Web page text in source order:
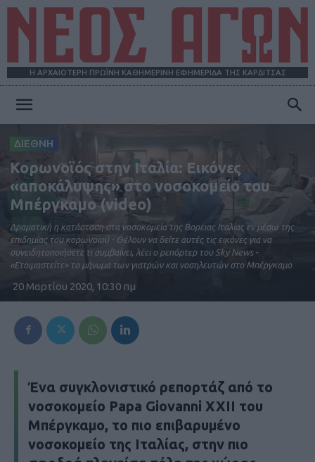
Η ΑΡΧΑΙΟΤΕΡΗ ΠΡΩΪΝΗ ΚΑΘΗΜΕΡΙΝΗ ΕΦΗΜΕΡΙΔΑ ΤΗΣ ΚΑΡΔΙΤΣΑΣ
ΑΓΩΝ
ΔΙΕΘΝΗ
Κορωνοϊός στην Ιταλία: Εικόνες
«αποκάλυψης» στο νοσοκομείο του
Μπέργκαμο (video)
Δραματική η κατάσταση στα νοσοκομεία της Βορειας Ιταλίας εν μέσω της
επιδημίας του κορωνοϊού - Θέλουν να δείτε αυτές τις εικόνες για να
συνειδητοποιήσετε τι συμβαίνει, λέει ο ρεπόρτερ του Sky News -
«Ετοιμαστείτε» το μήνυμα των γιατρών και νοσηλευτών στο Μπέργκαμο
20 Μαρτίου 2020, 10:30 πμ
Ένα συγκλονιστικό ρεπορτάζ από το
νοσοκομείο Papa Giovanni XXII του
Μπέργκαμο, το πιο επιβαρυμένο
νοσοκομείο της Ιταλίας, στην πιο